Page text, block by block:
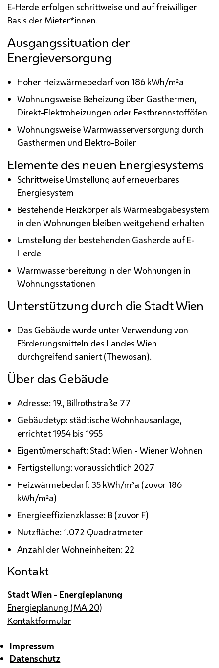
E-Herde erfolgen schrittweise und auf freiwilliger
Basis der Mieter*innen.
Ausgangssituation der
Energieversorgung
Hoher Heizwärmebedarf von 186 kWh/m²a
Wohnungsweise Beheizung über Gasthermen,
Direkt-Elektroheizungen oder Festbrennstofföfen
Wohnungsweise Warmwasserversorgung durch
Gasthermen und Elektro-Boiler
Elemente des neuen Energiesystems
Schrittweise Umstellung auf erneuerbares
Energiesystem
Bestehende Heizkörper als Wärmeabgabesystem
in den Wohnungen bleiben weitgehend erhalten
Umstellung der bestehenden Gasherde auf E-
Herde
Warmwasserbereitung in den Wohnungen in
Wohnungsstationen
Unterstützung durch die Stadt Wien
Das Gebäude wurde unter Verwendung von
Förderungsmitteln des Landes Wien
durchgreifend saniert (Thewosan).
Über das Gebäude
Adresse: 19., Billrothstraße 77
Gebäudetyp: städtische Wohnhausanlage,
errichtet 1954 bis 1955
Eigentümerschaft: Stadt Wien - Wiener Wohnen
Fertigstellung: voraussichtlich 2027
Heizwärmebedarf: 35 kWh/m²a (zuvor 186
kWh/m²a)
Energieeffizienzklasse: B (zuvor F)
Nutzfläche: 1.072 Quadratmeter
Anzahl der Wohneinheiten: 22
Kontakt
Stadt Wien - Energieplanung
Energieplanung (MA 20)
Kontaktformular
Impressum
Datenschutz